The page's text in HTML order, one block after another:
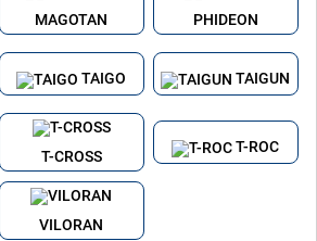
MAGOTAN PHIDEON
TAIGO TAIGUN
T-CROSS
T-ROC
VILORAN